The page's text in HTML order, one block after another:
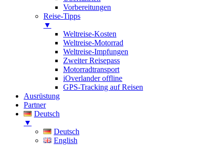
Vorbereitungen
Reise-Tipps
▼
Weltreise-Kosten
Weltreise-Motorrad
Weltreise-Impfungen
Zweiter Reisepass
Motorradtransport
iOverlander offline
GPS-Tracking auf Reisen
Ausrüstung
Partner
Deutsch
▼
Deutsch
English